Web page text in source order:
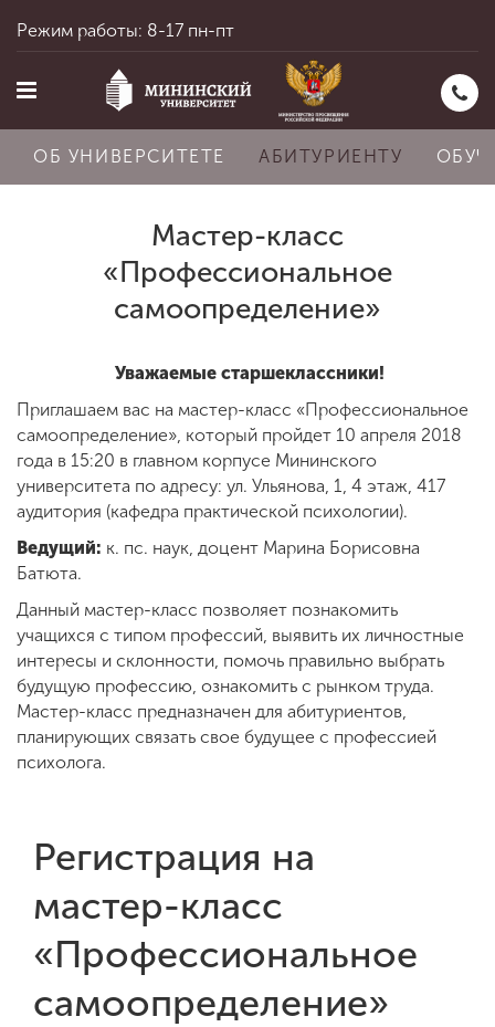
Главная
Абитуриенту
Обучение
Международная
деятельность
Другие виды
деятельности
Студенческая жизнь
Сведения об
образовательной
организации
Режим работы: 8-17 пн-пт
ОБ УНИВЕРСИТЕТЕ АБИТУРИЕНТУ
Мастер-класс
«Профессиональное
самоопределение»
Уважаемые старшеклассники!
Приглашаем вас на мастер-класс «Профессиональное
самоопределение», который пройдет 10 апреля 2018
года в 15:20 в главном корпусе Мининского
университета по адресу: ул. Ульянова, 1, 4 этаж, 417
аудитория (кафедра практической психологии).
Ведущий: к. пс. наук, доцент Марина Борисовна
Батюта.
Данный мастер-класс позволяет познакомить
учащихся с типом профессий, выявить их личностные
интересы и склонности, помочь правильно выбрать
будущую профессию, ознакомить с рынком труда.
Мастер-класс предназначен для абитуриентов,
планирующих связать свое будущее с профессией
психолога.
Регистрация на
мастер-класс
«Профессиональное
самоопределение»